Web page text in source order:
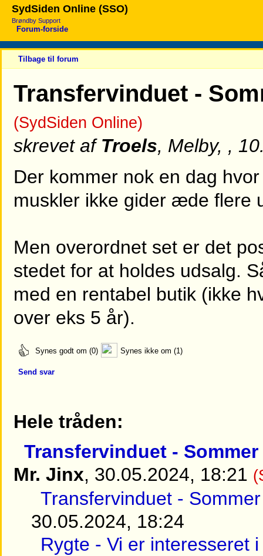
SydSiden Online (SSO)
Brøndby Support
Forum-forside
Tilbage til forum
Transfervinduet -
(SydSiden Online)
skrevet af Troels, Melby, ,
Der kommer nok en dag
muskler ikke gider æde flere
Men overordnet set er det
stedet for at holdes udsalg.
med en rentabel butik (ikke
over eks 5 år).
Synes godt om (0) Synes ikke om (1)
Send svar
Hele tråden:
Transfervinduet -
Mr. Jinx, 30.05.2024, 18:21
Transfervinduet -
30.05.2024, 18:24
Rygte - Vi er interesseret